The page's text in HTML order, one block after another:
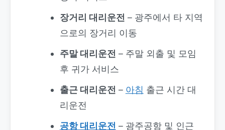
장거리 대리운전 – 광주에서 타 지역
으로의 장거리 이동
주말 대리운전 – 주말 외출 및 모임
후 귀가 서비스
출근 대리운전 – 아침 출근 시간 대
리운전
공항 대리운전 – 광주공항 및 인근